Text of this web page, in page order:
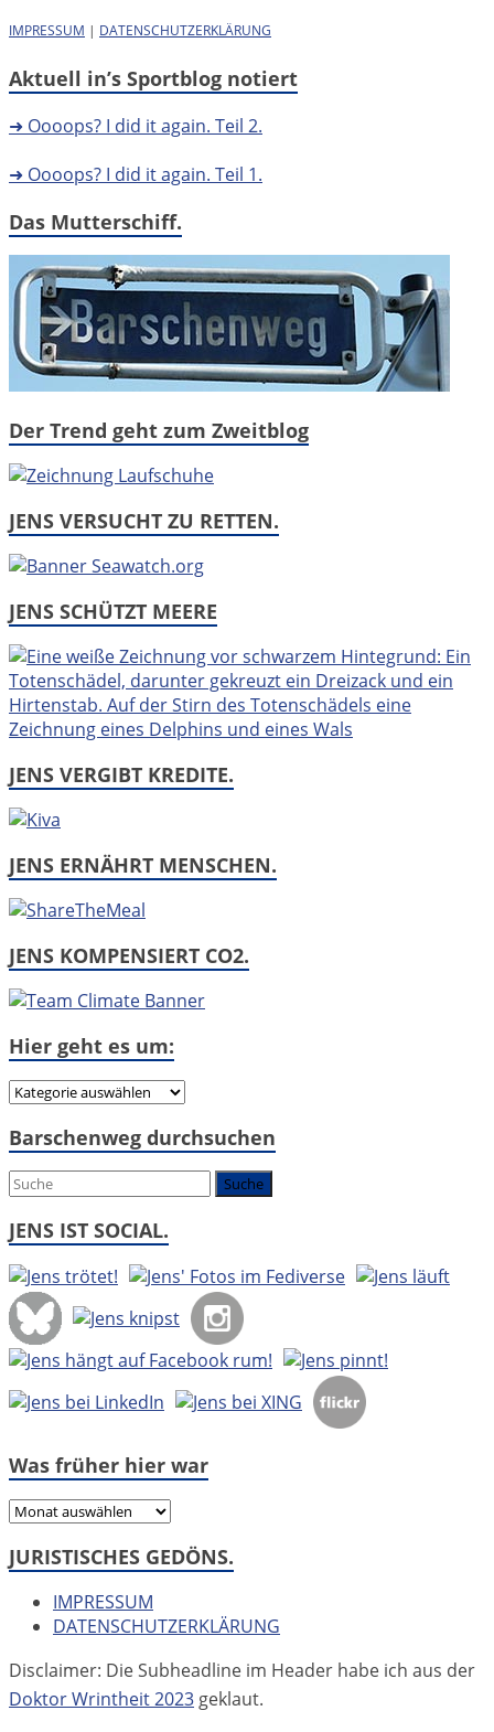
IMPRESSUM | DATENSCHUTZERKLÄRUNG
Aktuell in’s Sportblog notiert
➜ Oooops? I did it again. Teil 2.
➜ Oooops? I did it again. Teil 1.
Das Mutterschiff.
Der Trend geht zum Zweitblog
JENS VERSUCHT ZU RETTEN.
JENS SCHÜTZT MEERE
JENS VERGIBT KREDITE.
JENS ERNÄHRT MENSCHEN.
JENS KOMPENSIERT CO2.
Hier geht es um:
Hier
es
Barschenweg durchsuchen
JENS IST SOCIAL.
Was früher hier war
Was
hier
JURISTISCHES GEDÖNS.
IMPRESSUM
DATENSCHUTZERKLÄRUNG
Disclaimer: Die Subheadline im Header habe ich aus der
Doktor Wrintheit 2023 geklaut.